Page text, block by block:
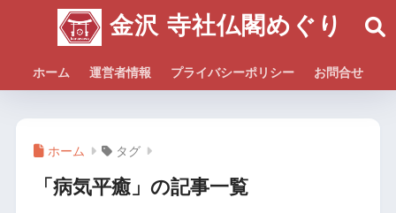
金沢 寺社仏閣めぐり
ホーム 運営者情報 プライバシーポリシー お問合せ
ホーム タグ
「病気平癒」の記事一覧